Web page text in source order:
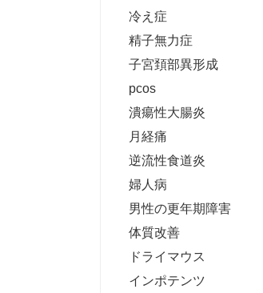
冷え症
精子無力症
子宮頚部異形成
pcos
潰瘍性大腸炎
月経痛
逆流性食道炎
婦人病
男性の更年期障害
体質改善
ドライマウス
インポテンツ